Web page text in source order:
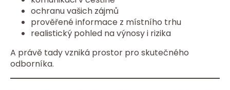
ochranu vašich zájmů
prověřené informace z místního trhu
realistický pohled na výnosy i rizika
A právě tady vzniká prostor pro skutečného
odborníka.